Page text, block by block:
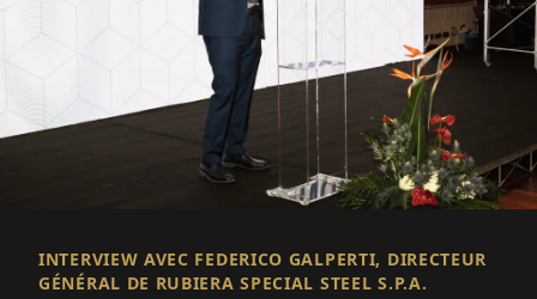
INTERVIEW AVEC FEDERICO GALPERTI, DIRECTEUR
GÉNÉRAL DE RUBIERA SPECIAL STEEL S.P.A.